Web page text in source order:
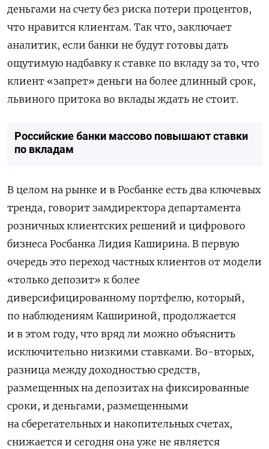
деньгами на счету без риска потери процентов,
что нравится клиентам. Так что, заключает
аналитик, если банки не будут готовы дать
ощутимую надбавку к ставке по вкладу за то, что
клиент «запрет» деньги на более длинный срок,
львиного притока во вклады ждать не стоит.
Российские банки массово повышают ставки
по вкладам
В целом на рынке и в Росбанке есть два ключевых
тренда, говорит замдиректора департамента
розничных клиентских решений и цифрового
бизнеса Росбанка Лидия Каширина. В первую
очередь это переход частных клиентов от модели
«только депозит» к более
диверсифицированному портфелю, который,
по наблюдениям Кашириной, продолжается
и в этом году, что вряд ли можно объяснить
исключительно низкими ставками. Во-вторых,
разница между доходностью средств,
размещенных на депозитах на фиксированные
сроки, и деньгами, размещенными
на сберегательных и накопительных счетах,
снижается и сегодня она уже не является